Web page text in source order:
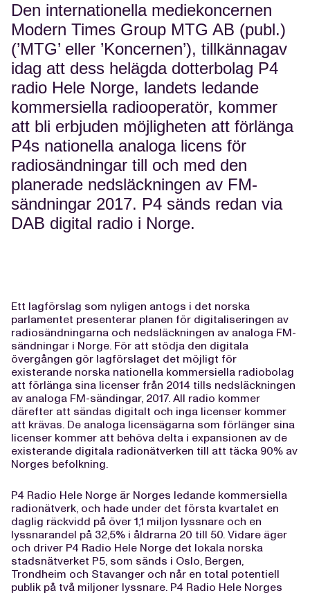
Den internationella mediekoncernen
Modern Times Group MTG AB (publ.)
(’MTG’ eller ’Koncernen’), tillkännagav
idag att dess helägda dotterbolag P4
radio Hele Norge, landets ledande
kommersiella radiooperatör, kommer
att bli erbjuden möjligheten att förlänga
P4s nationella analoga licens för
radiosändningar till och med den
planerade nedsläckningen av FM-
sändningar 2017. P4 sänds redan via
DAB digital radio i Norge.
Ett lagförslag som nyligen antogs i det norska
parlamentet presenterar planen för digitaliseringen av
radiosändningarna och nedsläckningen av analoga FM-
sändningar i Norge. För att stödja den digitala
övergången gör lagförslaget det möjligt för
existerande norska nationella kommersiella radiobolag
att förlänga sina licenser från 2014 tills nedsläckningen
av analoga FM-sändingar, 2017. All radio kommer
därefter att sändas digitalt och inga licenser kommer
att krävas. De analoga licensägarna som förlänger sina
licenser kommer att behöva delta i expansionen av de
existerande digitala radionätverken till att täcka 90% av
Norges befolkning.
P4 Radio Hele Norge är Norges ledande kommersiella
radionätverk, och hade under det första kvartalet en
daglig räckvidd på över 1,1 miljon lyssnare och en
lyssnarandel på 32,5% i åldrarna 20 till 50. Vidare äger
och driver P4 Radio Hele Norge det lokala norska
stadsnätverket P5, som sänds i Oslo, Bergen,
Trondheim och Stavanger och når en total potentiell
publik på två miljoner lyssnare. P4 Radio Hele Norges